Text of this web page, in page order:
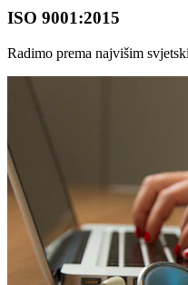
ISO 9001:2015
Radimo prema najvišim